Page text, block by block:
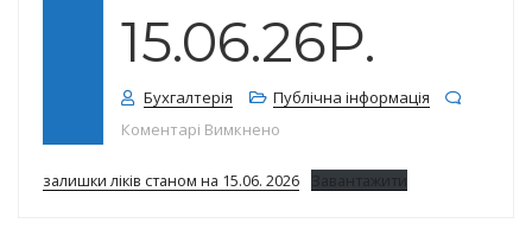
15.06.26Р.
Бухгалтерія
Публічна інформація
Коментарі Вимкнено
залишки ліків станом на 15.06. 2026 Завантажити